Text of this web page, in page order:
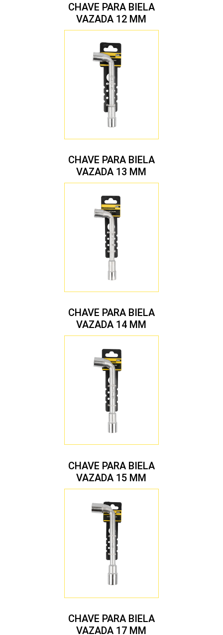
CHAVE PARA BIELA
VAZADA 12 MM
CHAVE PARA BIELA
VAZADA 13 MM
CHAVE PARA BIELA
VAZADA 14 MM
CHAVE PARA BIELA
VAZADA 15 MM
CHAVE PARA BIELA
VAZADA 17 MM